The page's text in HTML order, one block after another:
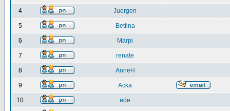
4 Juergen
5 Bettina
6 Marpi
7 renate
8 AnneH
9 Acka
10 ede